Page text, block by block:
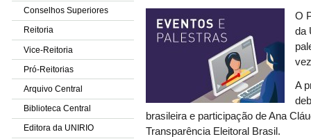
Conselhos Superiores
Reitoria
Vice-Reitoria
Pró-Reitorias
Arquivo Central
Biblioteca Central
Editora da UNIRIO
O
da
A
brasileira e participação de Ana
Transparência Eleitoral Brasil.